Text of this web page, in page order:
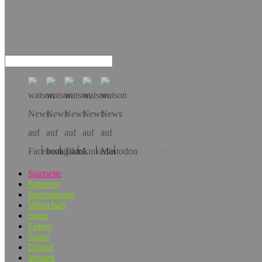
Hol dir die App!
Startseite
Schweiz
International
Wirtschaft
Sport
Leben
Spass
Digital
Wissen